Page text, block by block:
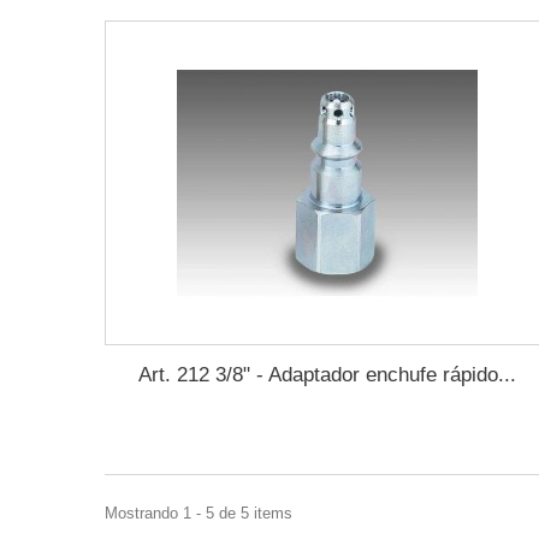
Art. 212 3/8" - Adaptador enchufe rápido...
Mostrando 1 - 5 de 5 items